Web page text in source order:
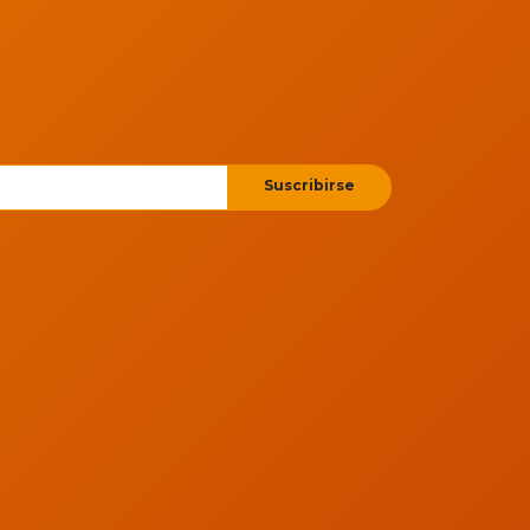
Suscribirse